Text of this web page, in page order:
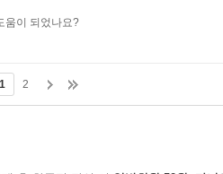
움이 되었나요?
1 2